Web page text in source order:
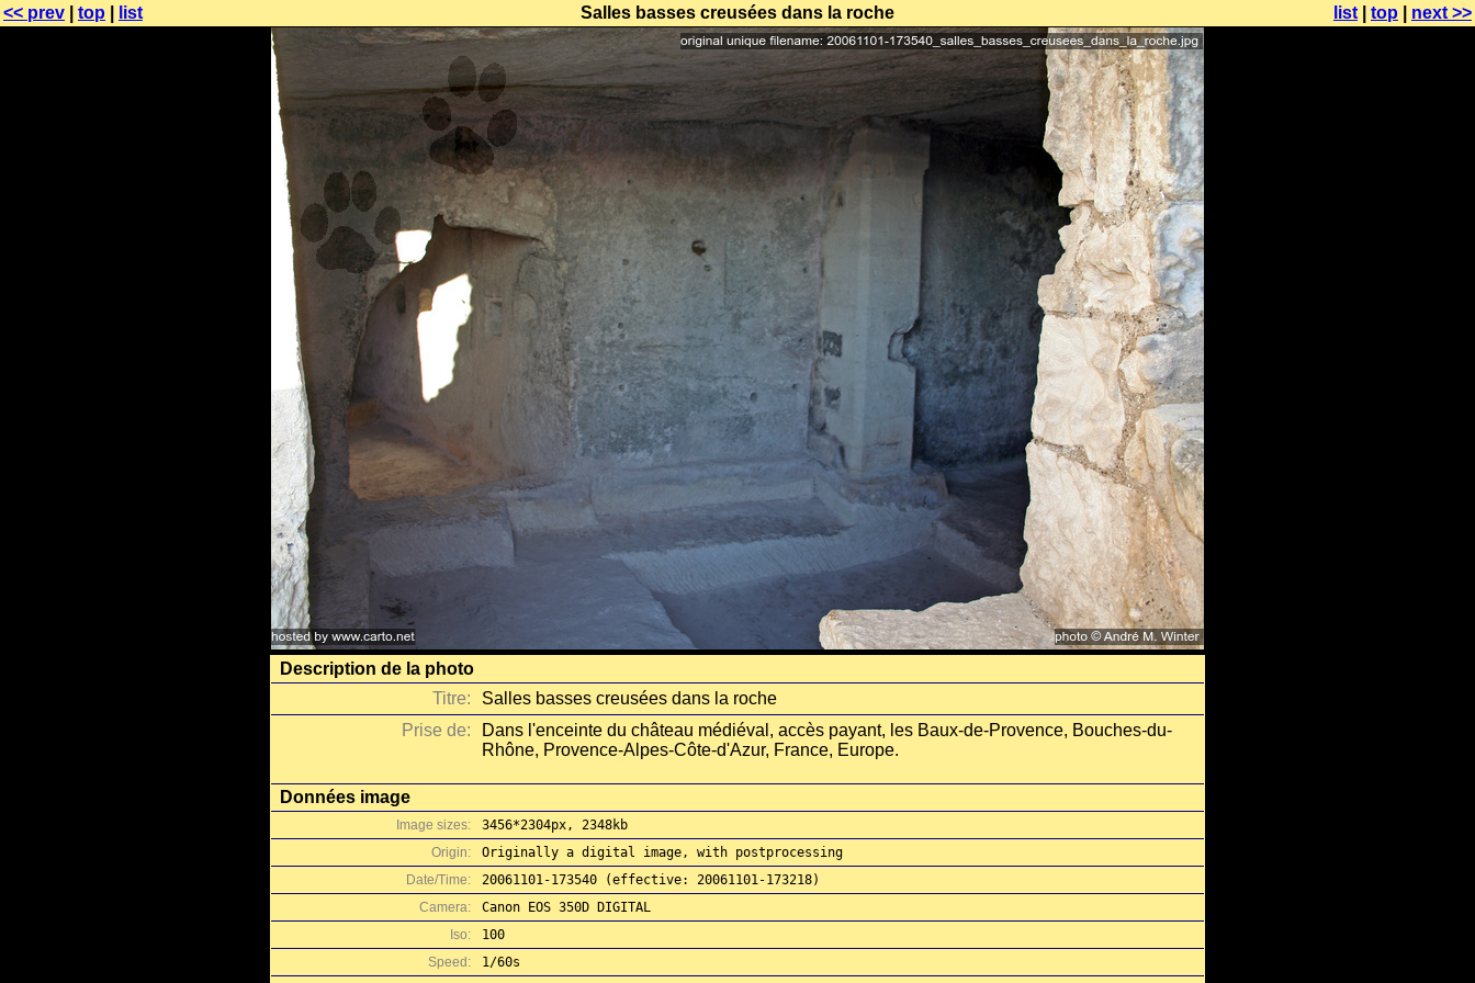
<< prev top list Salles basses creusées dans la roche list top next >>
Description de la photo
Titre:
Salles basses creusées dans la roche
Prise de:
Dans l'enceinte du château médiéval, accès payant, les Baux-de-Provence, Bouches-du-
Rhône, Provence-Alpes-Côte-d'Azur, France, Europe.
Données image
Image sizes:
3456*2304px, 2348kb
Origin:
Originally a digital image, with postprocessing
Date/Time:
20061101-173540 (effective: 20061101-173218)
Camera:
Canon EOS 350D DIGITAL
Iso:
100
Speed:
1/60s